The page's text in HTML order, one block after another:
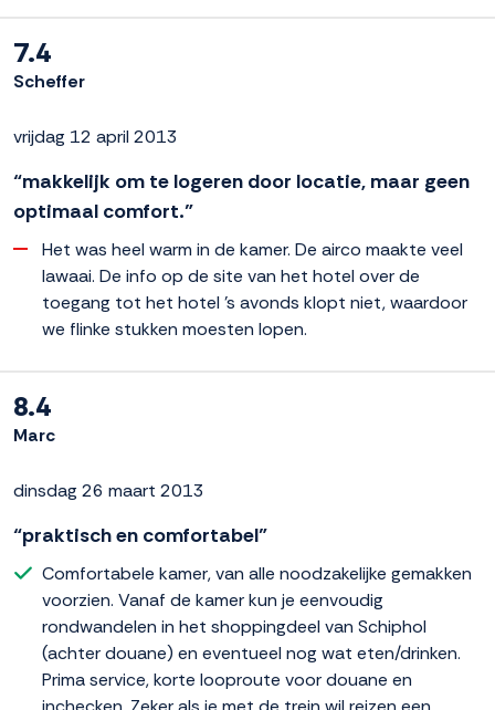
7.4
Scheffer
vrijdag 12 april 2013
“makkelijk om te logeren door locatie, maar geen
optimaal comfort.”
Het was heel warm in de kamer. De airco maakte veel
lawaai. De info op de site van het hotel over de
toegang tot het hotel 's avonds klopt niet, waardoor
we flinke stukken moesten lopen.
8.4
Marc
dinsdag 26 maart 2013
“praktisch en comfortabel”
Comfortabele kamer, van alle noodzakelijke gemakken
voorzien. Vanaf de kamer kun je eenvoudig
rondwandelen in het shoppingdeel van Schiphol
(achter douane) en eventueel nog wat eten/drinken.
Prima service, korte looproute voor douane en